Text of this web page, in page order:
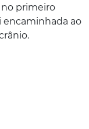
no primeiro
ao